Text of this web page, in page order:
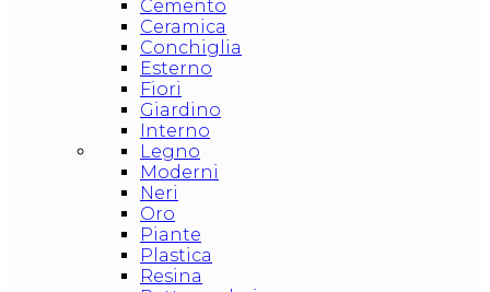
Cemento
Ceramica
Conchiglia
Esterno
Fiori
Giardino
Interno
Legno
Moderni
Neri
Oro
Piante
Plastica
Resina